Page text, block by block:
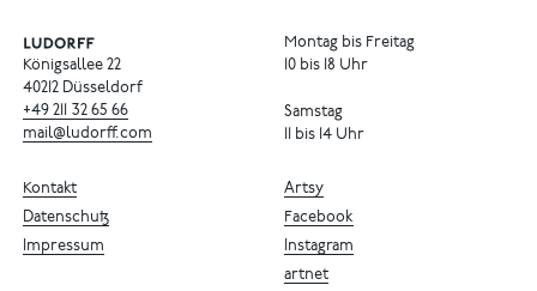
Königsallee 22
40212 Düsseldorf
+49 211 32 65 66
mail@ludorff.com
Montag bis Freitag
10 bis 18 Uhr
Samstag
11 bis 14 Uhr
Artsy
Facebook
Instagram
artnet
Kontakt
Datenschutz
Impressum